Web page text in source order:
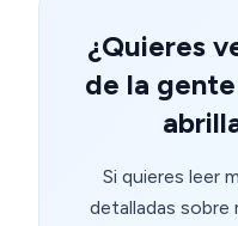
¿Quieres
de la
Si quieres leer
detalladas sobre